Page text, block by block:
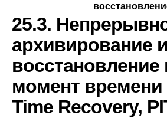
25.3.
архивирование и
восстановление
момент времени
Time Recovery,